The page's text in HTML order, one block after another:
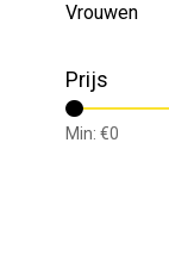
Vrouwen
Prijs
Min: €0